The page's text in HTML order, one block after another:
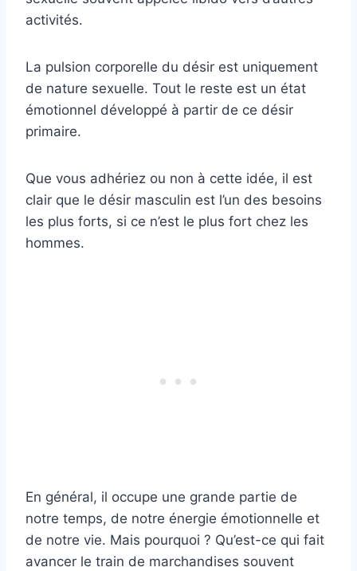
activités.
La pulsion corporelle du désir est uniquement
de nature sexuelle. Tout le reste est un état
émotionnel développé à partir de ce désir
primaire.
Que vous adhériez ou non à cette idée, il est
clair que le désir masculin est l’un des besoins
les plus forts, si ce n’est le plus fort chez les
hommes.
En général, il occupe une grande partie de
notre temps, de notre énergie émotionnelle et
de notre vie. Mais pourquoi ? Qu’est-ce qui fait
avancer le train de marchandises souvent